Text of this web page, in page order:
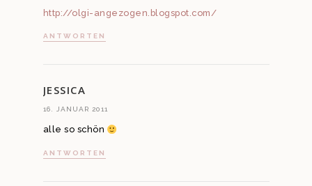
http://olgi-angezogen.blogspot.com/
ANTWORTEN
JESSICA
16. JANUAR 2011
alle so schön
ANTWORTEN